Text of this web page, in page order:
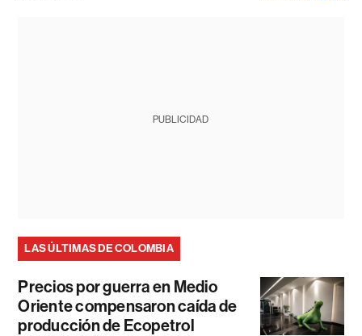
PUBLICIDAD
LAS ÚLTIMAS DE COLOMBIA
Precios por guerra en Medio
Oriente compensaron caída de
producción de Ecopetrol